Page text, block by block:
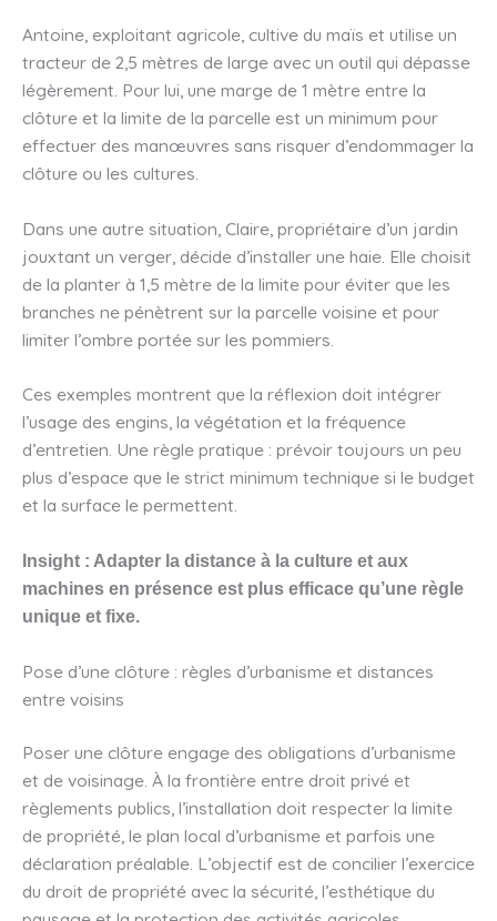
Antoine, exploitant agricole, cultive du maïs et utilise un
tracteur de 2,5 mètres de large avec un outil qui dépasse
légèrement. Pour lui, une marge de 1 mètre entre la
clôture et la limite de la parcelle est un minimum pour
effectuer des manœuvres sans risquer d’endommager la
clôture ou les cultures.
Dans une autre situation, Claire, propriétaire d’un jardin
jouxtant un verger, décide d’installer une haie. Elle choisit
de la planter à 1,5 mètre de la limite pour éviter que les
branches ne pénètrent sur la parcelle voisine et pour
limiter l’ombre portée sur les pommiers.
Ces exemples montrent que la réflexion doit intégrer
l’usage des engins, la végétation et la fréquence
d’entretien. Une règle pratique : prévoir toujours un peu
plus d’espace que le strict minimum technique si le budget
et la surface le permettent.
Insight : Adapter la distance à la culture et aux
machines en présence est plus efficace qu’une règle
unique et fixe.
Pose d’une clôture : règles d’urbanisme et distances
entre voisins
Poser une clôture engage des obligations d’urbanisme
et de voisinage. À la frontière entre droit privé et
règlements publics, l’installation doit respecter la limite
de propriété, le plan local d’urbanisme et parfois une
déclaration préalable. L’objectif est de concilier l’exercice
du droit de propriété avec la sécurité, l’esthétique du